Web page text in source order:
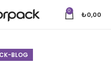
0 ₺0,00
BLOG